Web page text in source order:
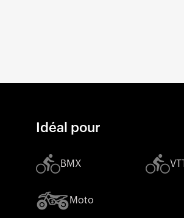
Idéal pour
BMX
Moto